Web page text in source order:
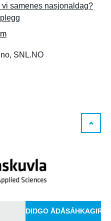
samenes nasjonaldag?
SNL.NO